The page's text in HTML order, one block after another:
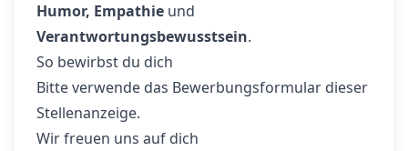
Humor, Empathie und
Verantwortungsbewusstsein.
So bewirbst du dich
Bitte verwende das Bewerbungsformular dieser
Stellenanzeige.
Wir freuen uns auf dich